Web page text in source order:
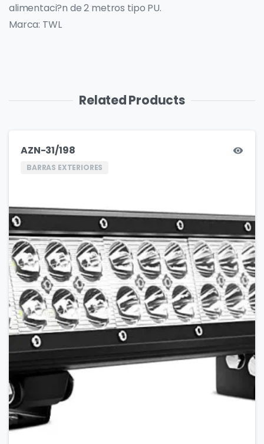
alimentaci?n de 2 metros tipo PU.
Marca: TWL
Related Products
AZN-31/198
BARRAS EXTERIORES